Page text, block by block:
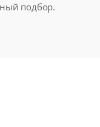
подбор.